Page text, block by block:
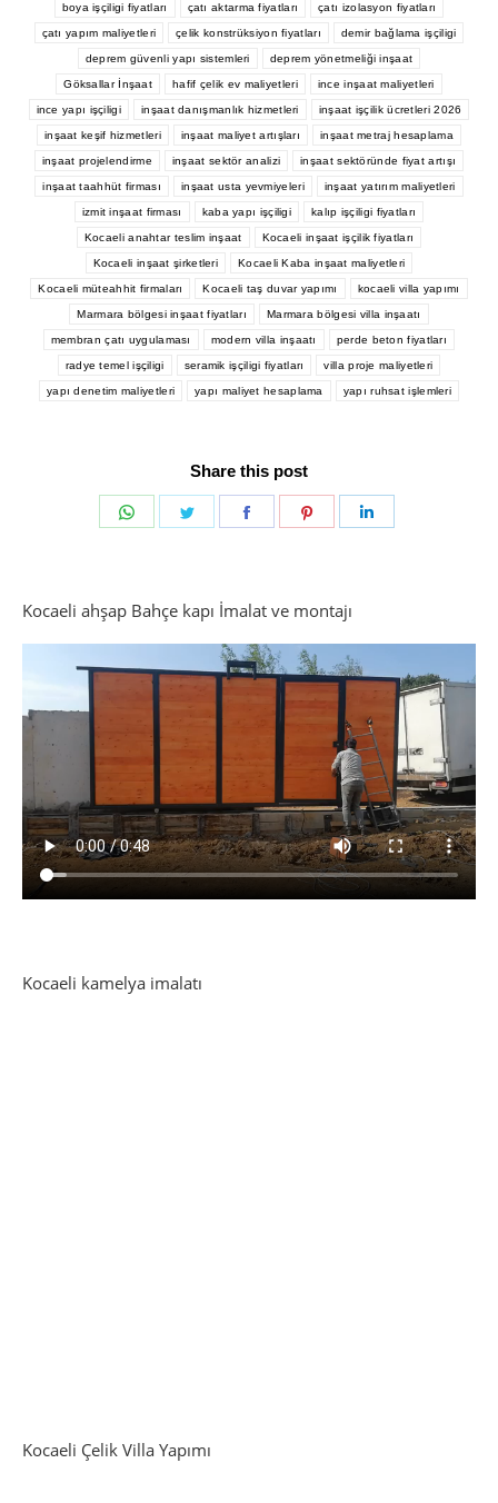
boya işçiligi fiyatları çatı aktarma fiyatları çatı izolasyon fiyatları
çatı yapım maliyetleri çelik konstrüksiyon fiyatları demir bağlama işçiligi
deprem güvenli yapı sistemleri deprem yönetmeliği inşaat
Göksallar İnşaat hafif çelik ev maliyetleri ince inşaat maliyetleri
ince yapı işçiligi inşaat danışmanlık hizmetleri inşaat işçilik ücretleri 2026
inşaat keşif hizmetleri inşaat maliyet artışları inşaat metraj hesaplama
inşaat projelendirme inşaat sektör analizi inşaat sektöründe fiyat artışı
inşaat taahhüt firması inşaat usta yevmiyeleri inşaat yatırım maliyetleri
izmit inşaat firması kaba yapı işçiligi kalıp işçiligi fiyatları
Kocaeli anahtar teslim inşaat Kocaeli inşaat işçilik fiyatları
Kocaeli inşaat şirketleri Kocaeli Kaba inşaat maliyetleri
Kocaeli müteahhit firmaları Kocaeli taş duvar yapımı kocaeli villa yapımı
Marmara bölgesi inşaat fiyatları Marmara bölgesi villa inşaatı
membran çatı uygulaması modern villa inşaatı perde beton fiyatları
radye temel işçiligi seramik işçiligi fiyatları villa proje maliyetleri
yapı denetim maliyetleri yapı maliyet hesaplama yapı ruhsat işlemleri
Share this post
Share
Share
Share
Share
Kocaeli ahşap Bahçe kapı İmalat ve montajı
Kocaeli kamelya imalatı
Kocaeli Çelik Villa Yapımı